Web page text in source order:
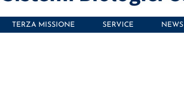
TERZA MISSIONE SERVICE NEWS